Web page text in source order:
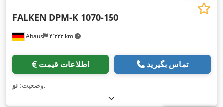
Ahaus ۴٬۳۲۳ km
FALKEN DPM-K 1070-150
اطلاعات قیمت تماس بگیرید
وضعیت: نو ,